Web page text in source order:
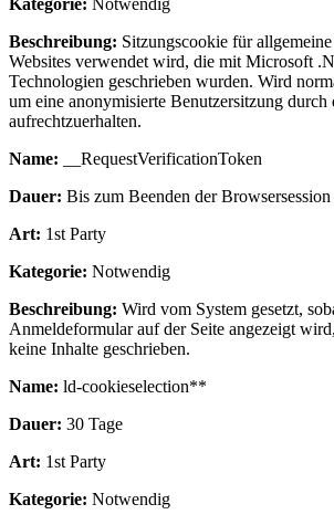
Beschreibung: Sitzungscookie für
Websites verwendet wird, die mit Microsoft
Technologien geschrieben wurden. Wird
um eine anonymisierte Benutzersitzung durch
aufrechtzuerhalten.
Name: __RequestVerificationToken
Dauer: Bis zum Beenden der Browsersession
Art: 1st Party
Kategorie: Notwendig
Beschreibung: Wird vom System gesetzt,
Anmeldeformular auf der Seite angezeigt
keine Inhalte geschrieben.
Name: ld-cookieselection**
Dauer: 30 Tage
Art: 1st Party
Kategorie: Notwendig